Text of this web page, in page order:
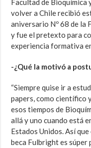
Facultad de
volver a Chile recibió
aniversario Nº 68 de la
y fue el pretexto para
experiencia formativa
-¿Qué la motivó a
“Siempre quise ir a
papers, como científico
esos tiempos de
allá y uno cuando está
Estados Unidos. Así
beca Fulbright es